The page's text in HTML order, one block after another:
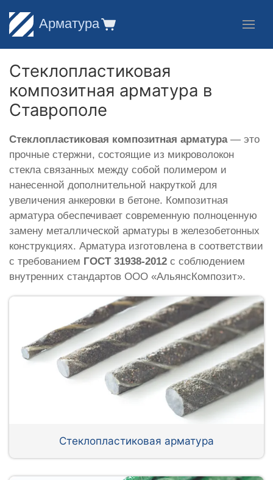
Арматура
Стеклопластиковая
композитная арматура в
Ставрополе
Стеклопластиковая композитная арматура— это
прочные стержни, состоящие из микроволокон
стекла связанных между собой полимером и
нанесенной дополнительной накруткой для
увеличения анкеровки в бетоне. Композитная
арматура обеспечивает современную полноценную
замену металлической арматуры в железобетонных
конструкциях. Арматура изготовлена в соответствии
с требованием ГОСТ 31938-2012 с соблюдением
внутренних стандартов ООО «АльянсКомпозит».
Стеклопластиковая арматура